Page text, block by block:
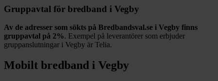
Gruppavtal för bredband i Vegby
Av de adresser som sökts på Bredbandsval.se i Vegby finns
gruppavtal på 2%. Exempel på leverantörer som erbjuder
gruppanslutningar i Vegby är Telia.
Mobilt bredband i Vegby